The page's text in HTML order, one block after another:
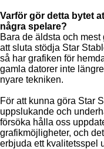
Varför gör detta bytet
några spelare?
Bara de äldsta och
att sluta stödja Star
så har grafiken för
gamla datorer inte
nyare tekniken.
För att kunna göra Star
uppslukande och
försöka hålla oss
grafikmöjligheter, och
erbjuda ett kvalitetsspel